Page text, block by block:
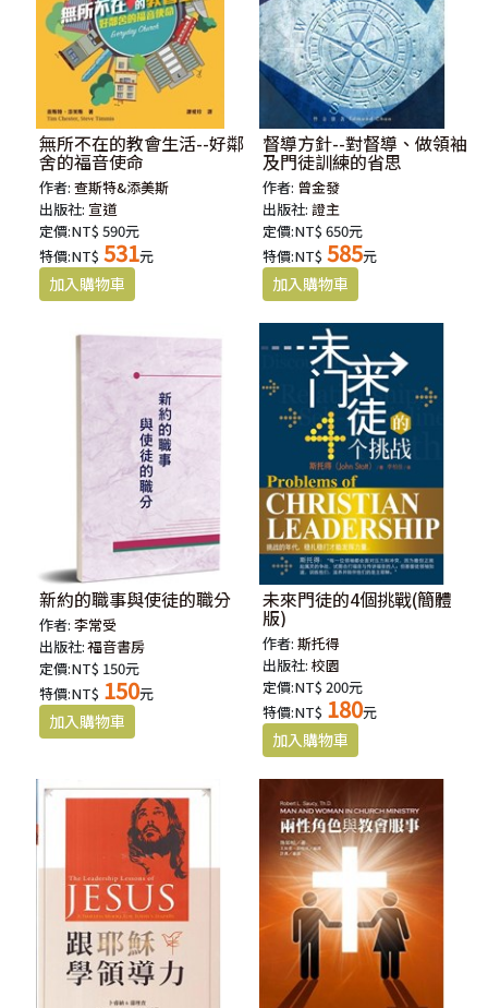
無所不在的教會生活--好鄰
舍的福音使命
作者:查斯特&添美斯
出版社: 宣道
定價:NT$ 590元
特價:NT$ 531元
督導方針--對督導、做領袖
及門徒訓練的省思
作者: 曾金發
出版社:證主
定價:NT$ 650元
特價:NT$ 585元
新約的職事與使徒的職分
作者:李常受
出版社:福音書房
定價:NT$ 150元
特價:NT$ 150元
未來門徒的4個挑戰(簡體
版)
作者:斯托得
出版社:校園
定價:NT$ 200元
特價:NT$ 180元